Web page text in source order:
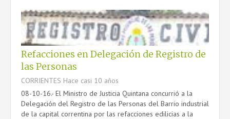
Refacciones en Delegación de Registro de
las Personas
CORRIENTES Hace casi 10 años
08-10-16.- El Ministro de Justicia Quintana concurrió a la
Delegación del Registro de las Personas del Barrio industrial
de la capital correntina por las refacciones edilicias a la